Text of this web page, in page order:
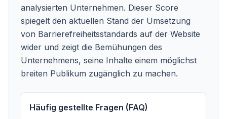
analysierten Unternehmen. Dieser Score
spiegelt den aktuellen Stand der Umsetzung
von Barrierefreiheitsstandards auf der Website
wider und zeigt die Bemühungen des
Unternehmens, seine Inhalte einem möglichst
breiten Publikum zugänglich zu machen.
Häufig gestellte Fragen (FAQ)